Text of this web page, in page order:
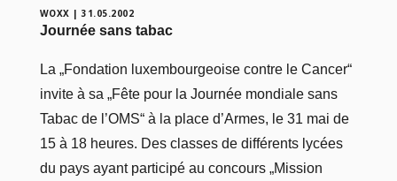
WOXX |31.05.2002
Journée sans tabac
La „Fondation luxembourgeoise contre le Cancer“
invite à sa „Fête pour la Journée mondiale sans
Tabac de l’OMS“ à la place d’Armes, le 31 mai de
15 à 18 heures. Des classes de différents lycées
du pays ayant participé au concours „Mission